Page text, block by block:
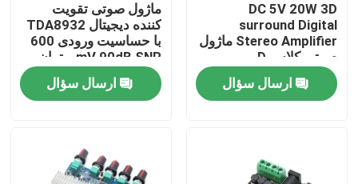
خونه
DC 5V 20W 3D
surround Digital
Stereo Amplifier ماژول
صوتی کلاس D
ارسال سؤال
ماژول صوتی تقویت
کننده دیجیتال TDA8932
با حساسیت ورودی 600
mV 90dB SNR و توان
خروجی 3W
ارسال سؤال